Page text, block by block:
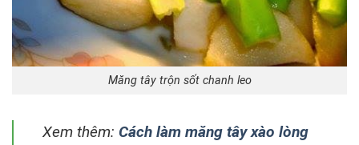
Măng tây trộn sốt chanh leo
Xem thêm: Cách làm măng tây xào lòng